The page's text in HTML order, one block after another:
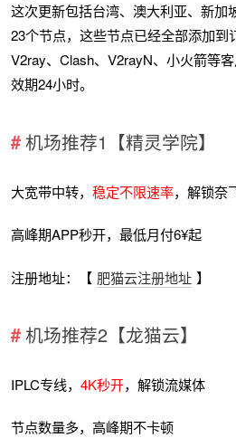
这次更新包括台湾、澳大利亚、新加
23个节点，这些节点已经全部添加到
V2ray、Clash、V2rayN、小火箭等
效期24小时。
机场推荐1【精灵学院】
大宽带中转，稳定不限速率，解锁奈
高峰期APP秒开，最低月付6¥起
注册地址：【 肥猫云注册地址 】
机场推荐2【龙猫云】
IPLC专线，4K秒开，解锁流媒体
节点数量多，高峰期不卡顿